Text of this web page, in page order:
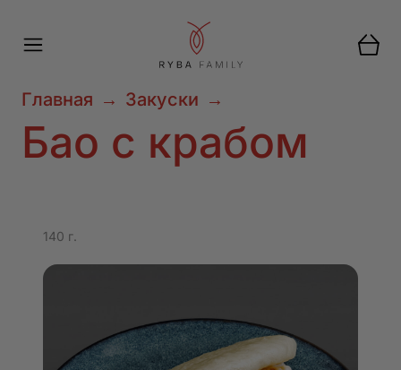
Главная → Закуски →
Бао с крабом
140 г.